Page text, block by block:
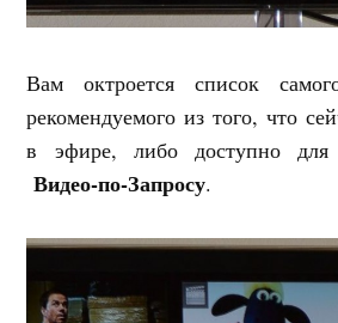
Вам октроется список
рекомендуемого из того, что
в эфире, либо доступно для
Видео-по-Запросу.